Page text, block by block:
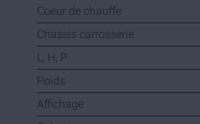
Coeur de chauffe
Chassis carrosserie
L, H, P
Poids
Affichage